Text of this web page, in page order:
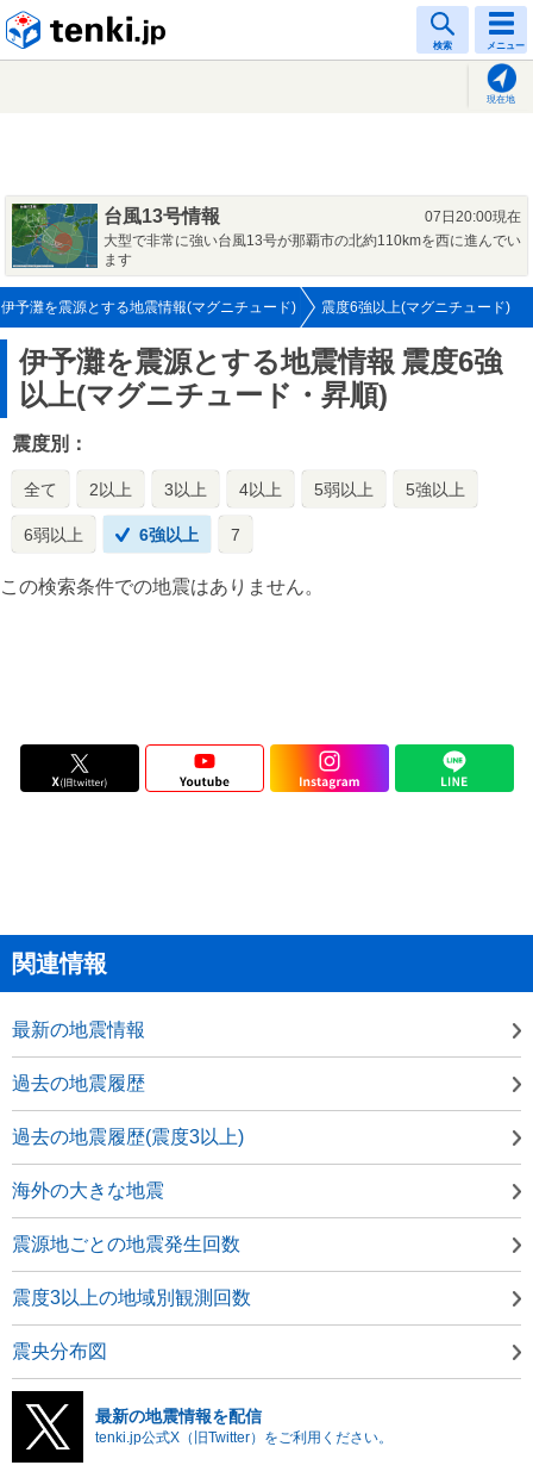
検索 メニュー
現在地
台風13号情報
07日20:00現在
大型で非常に強い台風13号が那覇市の北約110kmを西に進んでい
ます
伊予灘を震源とする地震情報(マグニチュード) 震度6強以上(マグニチュード)
伊予灘を震源とする地震情報 震度6強
以上(マグニチュード・昇順)
震度別：
全て 2以上 3以上 4以上 5弱以上 5強以上
6弱以上 6強以上 7
この検索条件での地震はありません。
関連情報
最新の地震情報
過去の地震履歴
過去の地震履歴(震度3以上)
海外の大きな地震
震源地ごとの地震発生回数
震度3以上の地域別観測回数
震央分布図
最新の地震情報を配信
tenki.jp公式X（旧Twitter）をご利用ください。